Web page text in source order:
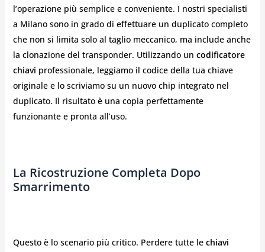
l’operazione più semplice e conveniente. I nostri specialisti
a Milano sono in grado di effettuare un duplicato completo
che non si limita solo al taglio meccanico, ma include anche
la clonazione del transponder. Utilizzando un codificatore
chiavi professionale, leggiamo il codice della tua chiave
originale e lo scriviamo su un nuovo chip integrato nel
duplicato. Il risultato è una copia perfettamente
funzionante e pronta all’uso.
La Ricostruzione Completa Dopo
Smarrimento
Questo è lo scenario più critico. Perdere tutte le chiavi